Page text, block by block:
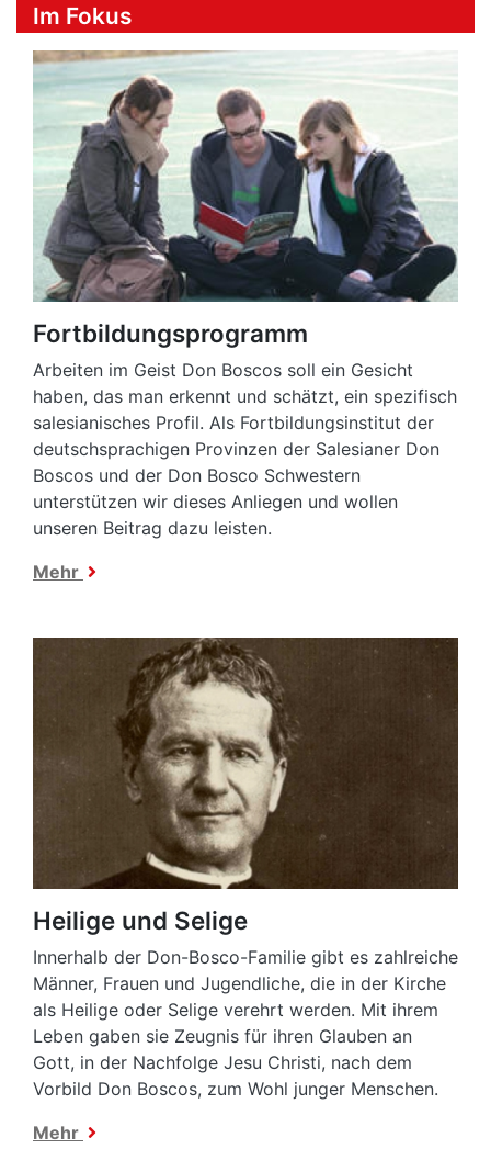
Im Fokus
Fortbildungsprogramm
Arbeiten im Geist Don Boscos soll ein Gesicht
haben, das man erkennt und schätzt, ein spezifisch
salesianisches Profil. Als Fortbildungsinstitut der
deutschsprachigen Provinzen der Salesianer Don
Boscos und der Don Bosco Schwestern
unterstützen wir dieses Anliegen und wollen
unseren Beitrag dazu leisten.
Mehr
Heilige und Selige
Innerhalb der Don-Bosco-Familie gibt es zahlreiche
Männer, Frauen und Jugendliche, die in der Kirche
als Heilige oder Selige verehrt werden. Mit ihrem
Leben gaben sie Zeugnis für ihren Glauben an
Gott, in der Nachfolge Jesu Christi, nach dem
Vorbild Don Boscos, zum Wohl junger Menschen.
Mehr